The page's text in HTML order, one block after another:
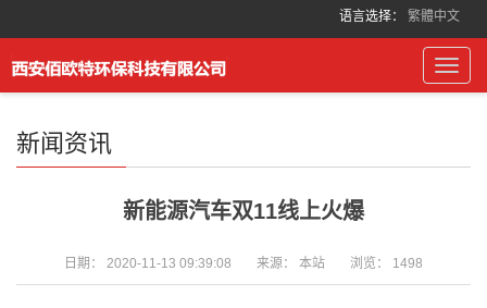
语言选择： 繁體中文
新闻资讯
新能源汽车双11线上火爆
日期： 2020-11-13 09:39:08 来源： 本站 浏览： 1498